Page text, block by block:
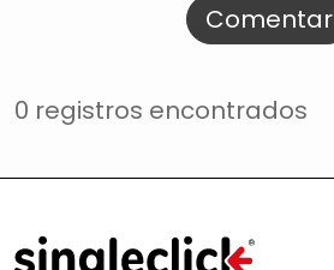
Comentar
0 registros encontrados